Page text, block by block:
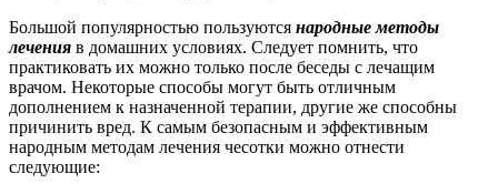
Большой популярностью пользуются народные методы
лечения в домашних условиях. Следует помнить, что
практиковать их можно только после беседы с лечащим
врачом. Некоторые способы могут быть отличным
дополнением к назначенной терапии, другие же способны
причинить вред. К самым безопасным и эффективным
народным методам лечения чесотки можно отнести
следующие: